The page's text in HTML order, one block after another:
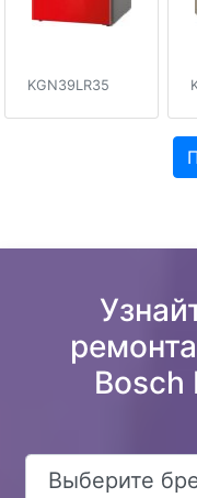
KGN39LR35
Bosch